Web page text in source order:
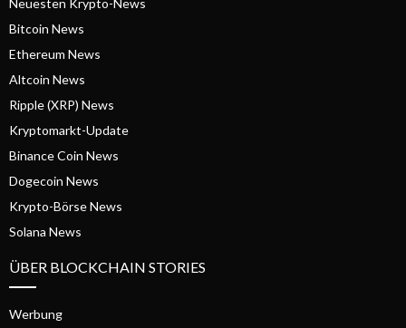
Neuesten Krypto-News
Bitcoin News
Ethereum News
Altcoin News
Ripple (XRP) News
Kryptomarkt-Update
Binance Coin News
Dogecoin News
Krypto-Börse News
Solana News
ÜBER BLOCKCHAIN STORIES
Werbung